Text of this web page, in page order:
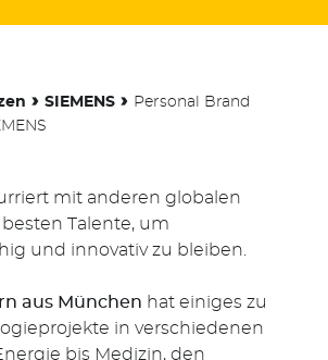
› SIEMENS › Personal Brand
mit anderen globalen
Talente, um
und innovativ zu bleiben.
aus München hat einiges zu
in verschiedenen
bis Medizin, den